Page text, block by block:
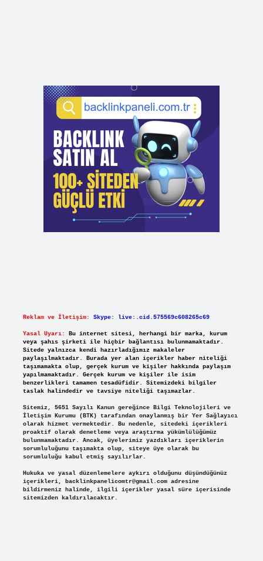
Reklam ve İletişim: Skype: live:.cid.575569c608265c69
Yasal Uyarı:
Bu internet sitesi, herhangi bir marka, kurum
veya şahıs şirketi ile hiçbir bağlantısı bulunmamaktadır.
Sitede yalnızca kendi hazırladığımız makaleler
paylaşılmaktadır. Burada yer alan içerikler haber niteliği
taşımamakta olup, gerçek kurum ve kişiler hakkında paylaşım
yapılmamaktadır. Gerçek kurum ve kişiler ile isim
benzerlikleri tamamen tesadüfidir. Sitemizdeki bilgiler
taslak halindedir ve tavsiye niteliği taşımazlar.
Sitemiz, 5651 Sayılı Kanun gereğince Bilgi Teknolojileri ve
İletişim Kurumu (BTK) tarafından onaylanmış bir Yer Sağlayıcı
olarak hizmet vermektedir. Bu nedenle, sitedeki içerikleri
proaktif olarak denetleme veya araştırma yükümlülüğümüz
bulunmamaktadır. Ancak, üyelerimiz yazdıkları içeriklerin
sorumluluğunu taşımakta olup, siteye üye olarak bu
sorumluluğu kabul etmiş sayılırlar.
Hukuka ve yasal düzenlemelere aykırı olduğunu düşündüğünüz
içerikleri, backlinkpanelicomtr@gmail.comadresine
bildirmeniz halinde, ilgili içerikler yasal süre içerisinde
sitemizden kaldırılacaktır.